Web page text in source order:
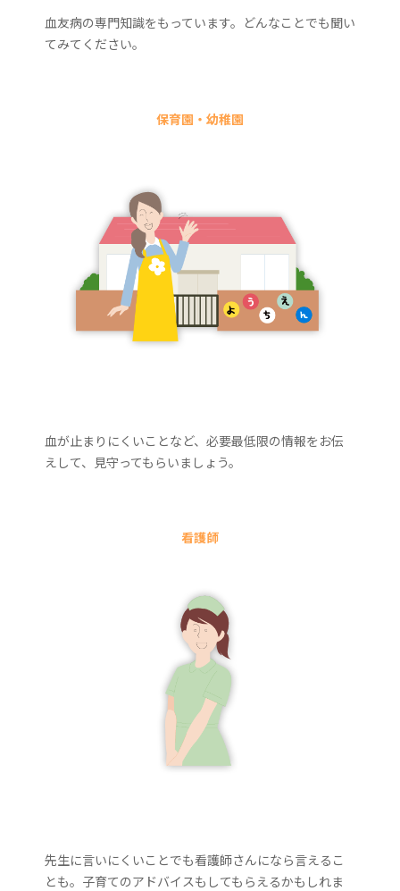
血友病の専門知識をもっています。どんなことでも聞い
てみてください。
保育園・幼稚園
血が止まりにくいことなど、必要最低限の情報をお伝
えして、見守ってもらいましょう。
看護師
先生に言いにくいことでも看護師さんになら言えるこ
とも。子育てのアドバイスもしてもらえるかもしれま